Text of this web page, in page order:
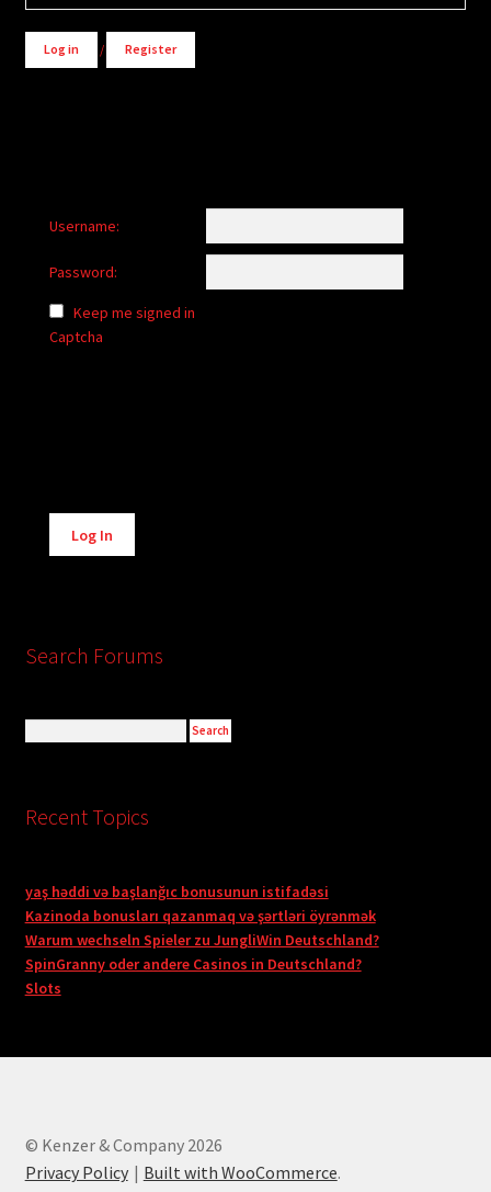
Log in / Register
Username:
Password:
Keep me signed in
Captcha
Alternative:
Log In
Search Forums
Recent Topics
yaş həddi və başlanğıc bonusunun istifadəsi
Kazinoda bonusları qazanmaq və şərtləri öyrənmək
Warum wechseln Spieler zu JungliWin Deutschland?
SpinGranny oder andere Casinos in Deutschland?
Slots
© Kenzer & Company 2026
Privacy Policy
Built with WooCommerce.